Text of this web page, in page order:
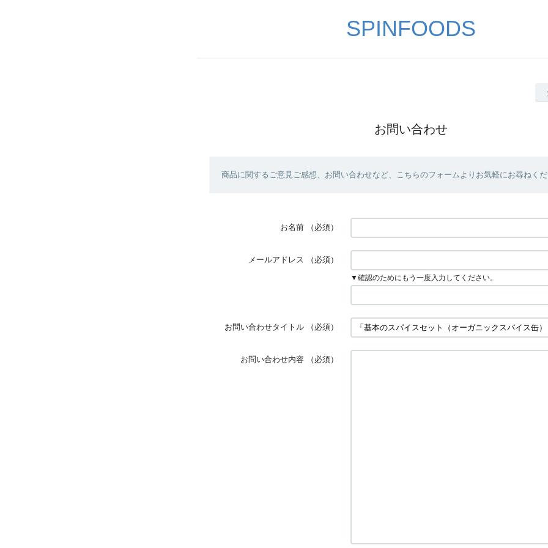
SPINFOODS
お問い合わせ
商品に関するご意見ご感想、お問い合わせなど、こちらのフォームよりお気軽にお尋ねくだ
お名前 （必須）
メールアドレス （必須）
▼確認のためにもう一度入力してください。
お問い合わせタイトル （必須）
お問い合わせ内容 （必須）